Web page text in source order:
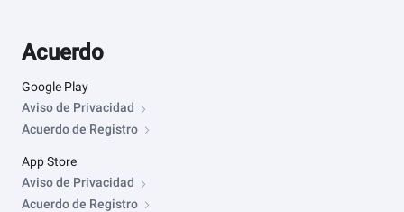
Acuerdo
Google Play
Aviso de Privacidad
Acuerdo de Registro
App Store
Aviso de Privacidad
Acuerdo de Registro